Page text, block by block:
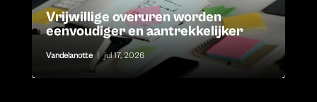
Vrijwillige overuren worden
eenvoudiger en aantrekkelijker
Vandelanotte | jul 17, 2026